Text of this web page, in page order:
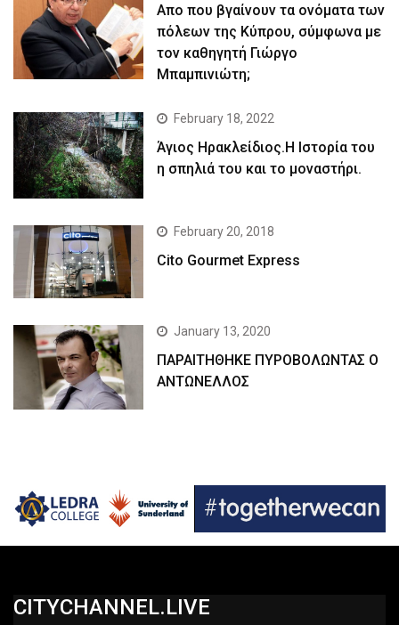
Απο που βγαίνουν τα ονόματα των
πόλεων της Κύπρου, σύμφωνα με
τον καθηγητή Γιώργο
Μπαμπινιώτη;
February 18, 2022
Άγιος Ηρακλείδιος.Η Ιστορία του
η σπηλιά του και το μοναστήρι.
February 20, 2018
Cito Gourmet Express
January 13, 2020
ΠΑΡΑΙΤΗΘΗΚΕ ΠΥΡΟΒΟΛΩΝΤΑΣ Ο
ΑΝΤΩΝΕΛΛΟΣ
CITYCHANNEL.LIVE